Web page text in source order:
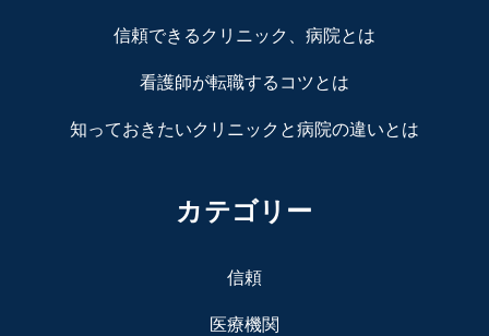
信頼できるクリニック、病院とは
看護師が転職するコツとは
知っておきたいクリニックと病院の違いとは
カテゴリー
信頼
医療機関